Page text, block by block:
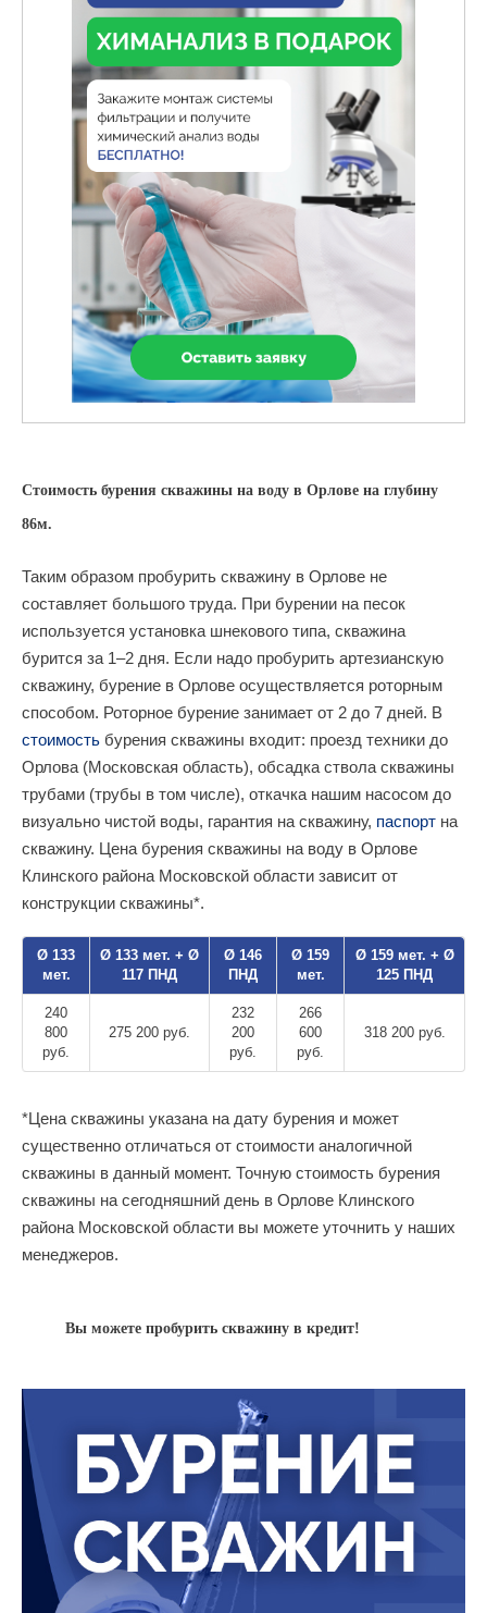
Стоимость бурения скважины на воду в Орлове на глубину
86м.
Таким образом пробурить скважину в Орлове не
составляет большого труда. При бурении на песок
используется установка шнекового типа, скважина
бурится за 1–2 дня. Если надо пробурить артезианскую
скважину, бурение в Орлове осуществляется роторным
способом. Роторное бурение занимает от 2 до 7 дней. В
стоимость бурения скважины входит: проезд техники до
Орлова (Московская область), обсадка ствола скважины
трубами (трубы в том числе), откачка нашим насосом до
визуально чистой воды, гарантия на скважину, паспорт на
скважину. Цена бурения скважины на воду в Орлове
Клинского района Московской области зависит от
конструкции скважины*.
Ø 133
мет.
Ø 133 мет. + Ø
117 ПНД
Ø 146
ПНД
Ø 159
мет.
Ø 159 мет. + Ø
125 ПНД
240
800
руб.
275 200 руб.
232
200
руб.
266
600
руб.
318 200 руб.
*Цена скважины указана на дату бурения и может
существенно отличаться от стоимости аналогичной
скважины в данный момент. Точную стоимость бурения
скважины на сегодняшний день в Орлове Клинского
района Московской области вы можете уточнить у наших
менеджеров.
Вы можете пробурить скважину в кредит!